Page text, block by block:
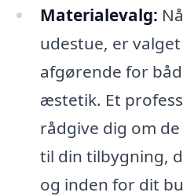
Materialevalg:
udestue, er
afgørende for
æstetik. Et
rådgive dig om
til din tilbygning,
og inden for dit